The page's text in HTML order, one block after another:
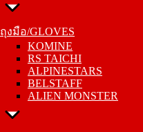
ถุงมือ/GLOVES
KOMINE
RS TAICHI
ALPINESTARS
BELSTAFF
ALIEN MONSTER
ถุงมือ/GLOVES
RS TAICHI
ALPINESTARS
BELSTAFF
ALIEN MONSTER
รองเท้า/BOOTS